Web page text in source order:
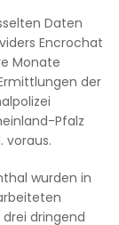
Daten
Encrochat
Monate
der
Pfalz
voraus.
wurden in
dringend